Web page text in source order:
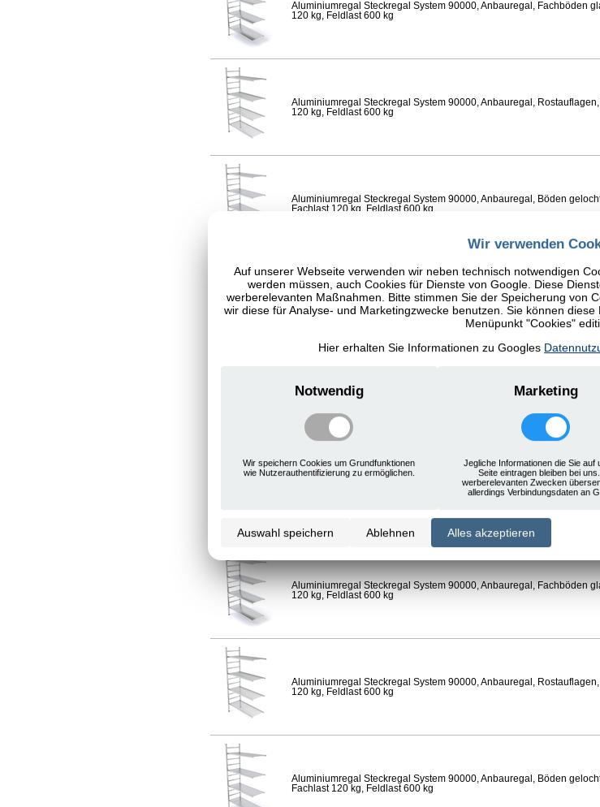
Aluminiumregal Steckregal System 90000, Anbauregal, Fachböden
120 kg, Feldlast 600 kg
Aluminiumregal Steckregal System 90000, Anbauregal,
120 kg, Feldlast 600 kg
Aluminiumregal Steckregal System 90000, Anbauregal, Böden
Fachlast 120 kg, Feldlast 600 kg
Aluminiumregal Steckregal System 90000, Anbauregal, Fachböden
120 kg, Feldlast 600 kg
Aluminiumregal Steckregal System 90000, Anbauregal,
120 kg, Feldlast 600 kg
Aluminiumregal Steckregal System 90000, Anbauregal, Böden
Aluminiumregal Steckregal System 90000, Anbauregal, Fachböden
120 kg, Feldlast 600 kg
Aluminiumregal Steckregal System 90000, Anbauregal,
120 kg, Feldlast 600 kg
Aluminiumregal Steckregal System 90000, Anbauregal, Böden
Fachlast 120 kg, Feldlast 600 kg
Wir verwenden
Auf unserer Webseite verwenden wir neben technisch notwendigen
werden müssen, auch Cookies für Dienste von Google. Diese
werberelevanten Maßnahmen. Bitte stimmen Sie der Speicherung von
wir diese für Analyse- und Marketingzwecke benutzen. Sie können
Menüpunkt "Cookies"
Hier erhalten Sie Informationen zu Googles
Notwendig
Wir speichern Cookies um Grundfunktionen
wie Nutzerauthentifizierung zu ermöglichen.
Marketing
Jegliche Informationen die Sie auf
Seite eintragen bleiben bei
werberelevanten Zwecken
allerdings Verbindungsdaten an
Auswahl speichern Ablehnen Alles akzeptieren